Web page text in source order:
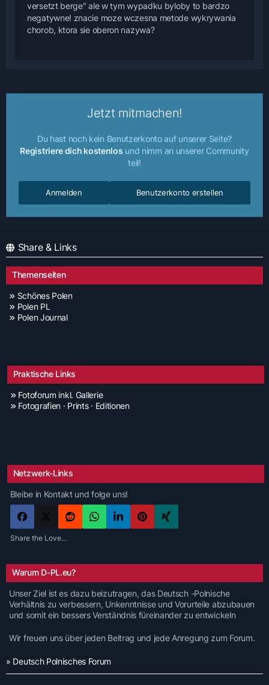
versetzt berge" ale w tym wypadku byloby to bardzo
negatywne! znacie moze wczesna metode wykrywania
chorob, ktora sie oberon nazywa?
Jetzt mitmachen!
Du hast noch kein Benutzerkonto auf unserer Seite?
Registriere dich kostenlos und nimm an unserer Community
teil!
Benutzerkonto erstellen
Anmelden
Share & Links
Themenseiten
Schönes Polen
Polen PL
Polen Journal
Praktische Links
Fotoforum inkl. Gallerie
Fotografien · Prints · Editionen
Netzwerk-Links
Bleibe in Kontakt und folge uns!
Share the Love...
Warum D-PL.eu?
Unser Ziel ist es dazu beizutragen, das Deutsch -Polnische
Verhältnis zu verbessern, Unkenntnisse und Vorurteile abzubauen
und somit ein bessers Verständnis füreinander zu entwickeln
Wir freuen uns über jeden Beitrag und jede Anregung zum Forum.
» Deutsch Polnisches Forum